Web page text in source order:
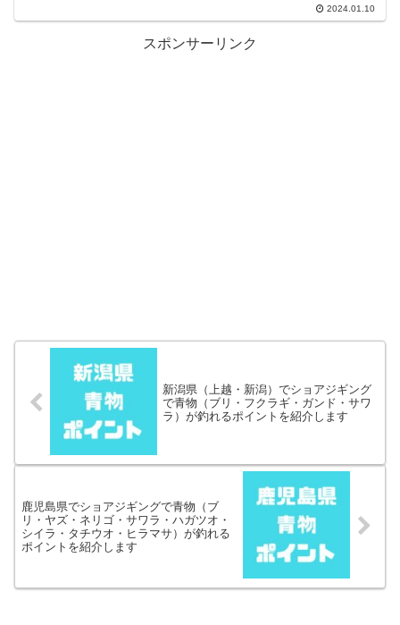
2024.01.10
スポンサーリンク
新潟県（上越・新潟）でショアジギング
で青物（ブリ・フクラギ・ガンド・サワ
ラ）が釣れるポイントを紹介します
鹿児島県でショアジギングで青物（ブ
リ・ヤズ・ネリゴ・サワラ・ハガツオ・
シイラ・タチウオ・ヒラマサ）が釣れる
ポイントを紹介します